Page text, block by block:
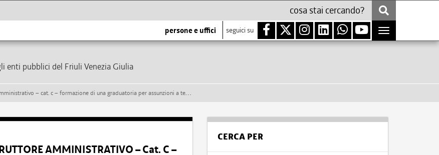
persone e uffici seguici su
Toggle
navigation
enti pubblici del Friuli Venezia Giulia
– cat. c – formazione di una graduatoria per assunzioni a tempo pieno e determinato
AMMINISTRATIVO – Cat. C –
CERCA PER